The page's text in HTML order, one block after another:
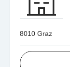
8010 Graz